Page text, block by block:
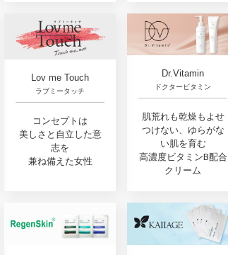
Lov me Touch
ラブミータッチ
コンセプトは
美しさと自立した意
志を
兼ね備えた女性
Dr.Vitamin
ドクタービタミン
肌荒れも乾燥もよせ
つけない、ゆらがな
い肌を育む
高濃度ビタミンB配合
クリーム